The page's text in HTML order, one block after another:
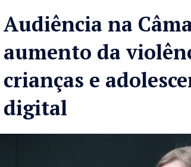
Audiência na
aumento da
crianças e
digital